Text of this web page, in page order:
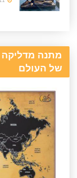
מתנה מדליקה
של העולם